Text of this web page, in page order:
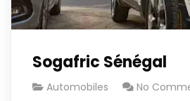
Sogafric Sénégal
Automobiles No